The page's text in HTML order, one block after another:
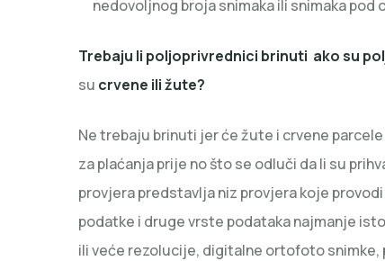
nedovoljnog broja snimaka ili snimaka pod
Trebaju li poljoprivrednici brinuti ako su
su crvene iližute?
Ne trebaju brinuti jer će žute i crvene
za plaćanja prije no što se odluči da li su
provjera predstavlja niz provjera koje
podatke i druge vrste podataka najmanje
ili veće rezolucije, digitalne ortofoto snimke,